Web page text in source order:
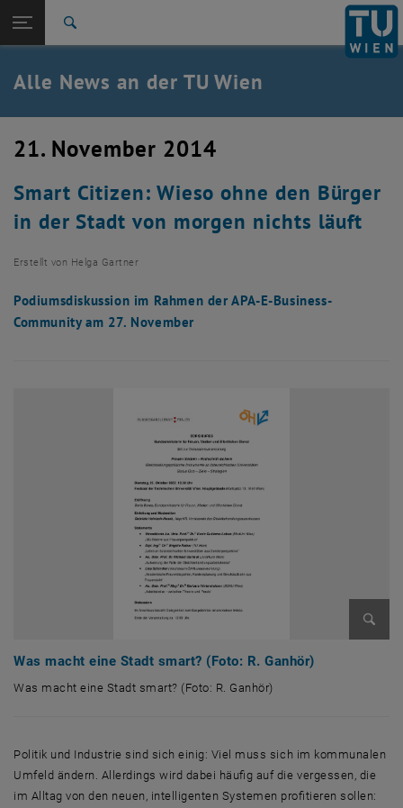
TU Login
Quicklinks
Quicklinks-Menü umschalten
Studium
Karriere
Zurück: Subseiten von TU Wien Startseite auflisten
Zurück zur letzten Ebene:
TU Wien Startseite
Übersicht
Alle News an der TU Wien
21. November 2014
Smart Citizen: Wieso ohne den Bürger
in der Stadt von morgen nichts läuft
Erstellt von Helga Gartner
Podiumsdiskussion im Rahmen der APA-E-Business-
Community am 27. November
Was macht eine Stadt smart? (Foto: R. Ganhör)
Was macht eine Stadt smart? (Foto: R. Ganhör)
Politik und Industrie sind sich einig: Viel muss sich im kommunalen
Umfeld ändern. Allerdings wird dabei häufig auf die vergessen, die
im Alltag von den neuen, intelligenten Systemen profitieren sollen: